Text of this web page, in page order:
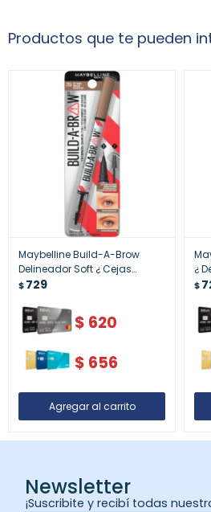
Productos que te pueden
Maybelline Build-A-Brow
Delineador Soft ¿ Cejas
Naturales
$729
$ 620
$ 656
¿
$
Newsletter
¡Suscribite y recibí todas